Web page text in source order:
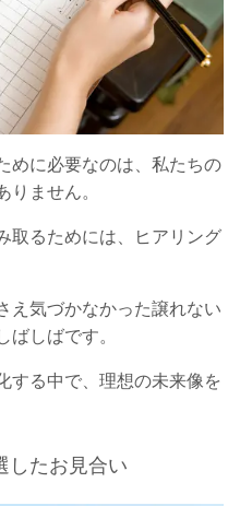
めに必要なのは、私たちの
りません。
取るためには、ヒアリング
え気づかなかった譲れない
ばしばです。
する中で、理想の未来像を
したお見合い